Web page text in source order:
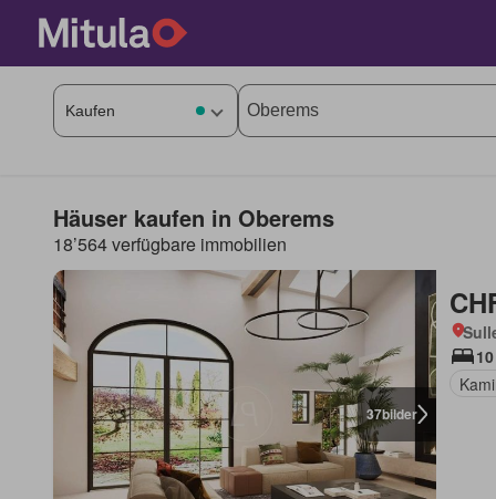
Häuser kaufen in Oberems
18’564 verfügbare immobilien
37bilder